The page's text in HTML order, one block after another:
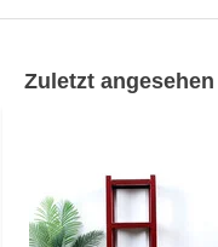
Zuletzt angesehen